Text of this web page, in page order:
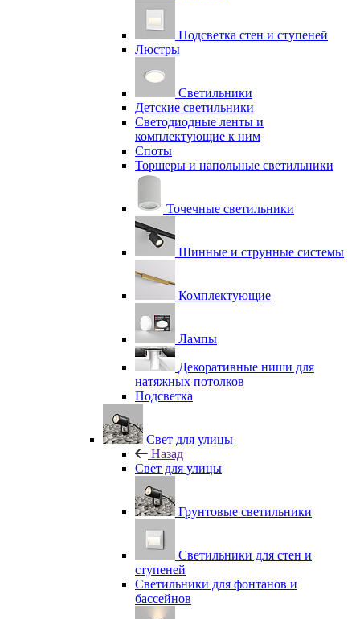
Подсветка стен и ступеней
Люстры
Светильники
Детские светильники
Светодиодные ленты и
комплектующие к ним
Споты
Торшеры и напольные светильники
Точечные светильники
Шинные и струнные системы
Комплектующие
Лампы
Декоративные ниши для
натяжных потолков
Подсветка
Свет для улицы
Назад
Свет для улицы
Грунтовые светильники
Светильники для стен и
ступеней
Светильники для фонтанов и
бассейнов